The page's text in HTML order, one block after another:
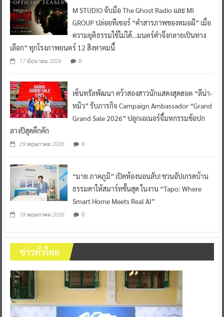
M STUDIO จับมือ The Ghost Radio และ MI
GROUP ปล่อยทีเซอร์ “คำสารภาพของหมอผี” เมื่อ
ความยุติธรรมใช้ไม่ได้…มนตร์ดำจึงกลายเป็นทาง
เลือก” ทุกโรงภาพยนตร์ 12 สิงหาคมนี้
17 มิถุนายน 2026 0
เซ็นทรัลพัฒนา คว้าสองสาวนักแสดงสุดฮอต “ลีน่า-
หมิว” รับภารกิจ Campaign Ambassador “Grand
Grand Sale 2026” ปลุกเอเนอร์จี้มหกรรมช้อปก
ลางปีสุดคึกคัก
29 พฤษภาคม 2026 0
“มาย ภาคภูมิ” เปิดห้องนอนลับ! ชวนอัปเกรดบ้าน
ธรรมดาให้สมาร์ทขั้นสุด ในงาน “Tapo: Where
Smart Home Meets Real AI”
18 พฤษภาคม 2026 0
ข่าวทั่วไทย